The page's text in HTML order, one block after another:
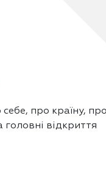
про країну, про
відкриття